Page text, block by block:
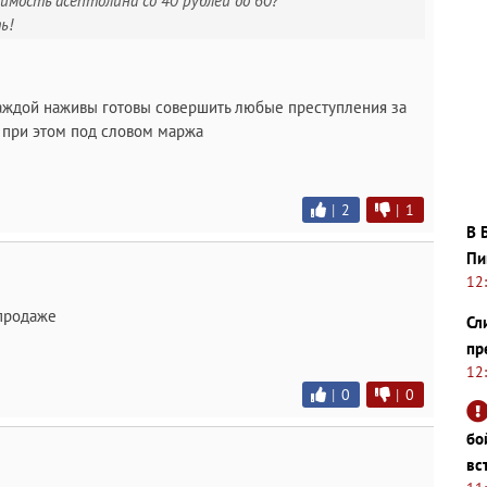
наживы готовы совершить любые преступления за
этом под словом маржа
| 2 | 1
| 0 | 0
В